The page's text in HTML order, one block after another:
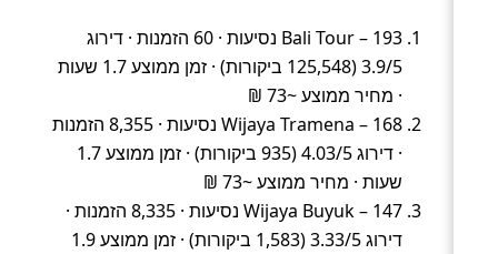
Bali Tour – 193 נסיעות · 60 הזמנות · דירוג
3.9/5 (125,548 ביקורות) · זמן ממוצע 1.7 שעות
· מחיר ממוצע ~73 ₪
Wijaya Tramena – 168 נסיעות · 8,355 הזמנות
· דירוג 4.03/5 (935 ביקורות) · זמן ממוצע 1.7
שעות · מחיר ממוצע ~73 ₪
Wijaya Buyuk – 147 נסיעות · 8,335 הזמנות ·
דירוג 3.33/5 (1,583 ביקורות) · זמן ממוצע 1.9